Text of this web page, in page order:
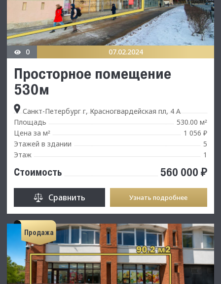
0 07.02.2024
Просторное помещение
530м
Санкт-Петербург г, Красногвардейская пл, 4 А
Площадь
530.00 м²
Цена за м²
1 056 ₽
Этажей в здании
5
Этаж
1
Стоимость 560 000 ₽
Сравнить Узнать подробнее
Продажа